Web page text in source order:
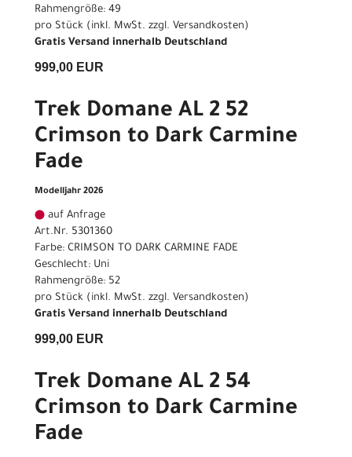
Rahmengröße: 49
pro Stück (inkl. MwSt. zzgl. Versandkosten)
Gratis Versand innerhalb Deutschland
999,00 EUR
Trek Domane AL 2 52
Crimson to Dark Carmine
Fade
Modelljahr 2026
auf Anfrage
Art.Nr. 5301360
Farbe: CRIMSON TO DARK CARMINE FADE
Geschlecht: Uni
Rahmengröße: 52
pro Stück (inkl. MwSt. zzgl. Versandkosten)
Gratis Versand innerhalb Deutschland
999,00 EUR
Trek Domane AL 2 54
Crimson to Dark Carmine
Fade